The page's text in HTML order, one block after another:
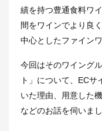
績を持つ豊通食料ワ
間をワインでより良
中心としたファイン
今回はそのワイング
ト」について、EC
いた理由、用意した
などのお話を伺いまし